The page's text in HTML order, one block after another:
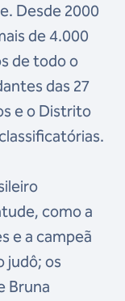
Desde 2000
de 4.000
de todo o
das 27
e o Distrito
como a
e a campeã
judô; os
Bruna